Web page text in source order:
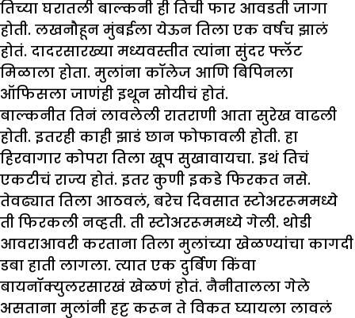
तिच्या घरातली बाल्कनी ही तिची फार आवडती जागा
होती. लखनौहून मुंबईला येऊन तिला एक वर्षच झालं
होतं. दादरसारख्या मध्यवस्तीत त्यांना सुंदर फ्लॅट
मिळाला होता. मुलांना कॉलेज आणि बिपिनला
ऑफिसला जाणंही इथून सोयीचं होतं.
बाल्कनीत तिनं लावलेली रातराणी आता सुरेख वाढली
होती. इतरही काही झाडं छान फोफावली होती. हा
हिरवागार कोपरा तिला खूप सुखावायचा. इथं तिचं
एकटीचं राज्य होतं. इतर कुणी इकडे फिरकत नसे.
तेवढ्यात तिला आठवलं, बरेच दिवसात स्टोअररूममध्ये
ती फिरकली नव्हती. ती स्टोअररूममध्ये गेली. थोडी
आवराआवरी करताना तिला मुलांच्या खेळण्यांचा कागदी
डबा हाती लागला. त्यात एक दुर्बिण किंवा
बायनॉक्युलरसारखं खेळणं होतं. नैनीतालला गेले
असताना मुलांनी हट्ट करून ते विकत घ्यायला लावलं